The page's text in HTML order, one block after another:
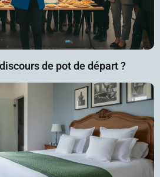
de pot de départ ?